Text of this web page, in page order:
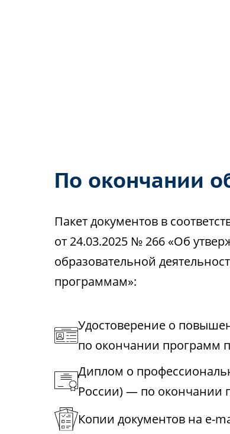
По окончании
Пакет документов в
от 24.03.2025 № 266 «Об
образовательной
программам»:
Удостоверение о
по окончании программ
Диплом о
России) — по окончании
Копии документов на e-